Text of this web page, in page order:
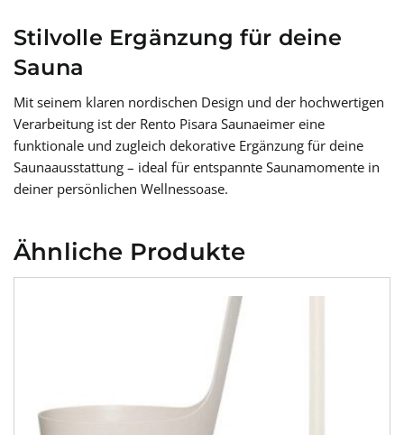
Stilvolle Ergänzung für deine
Sauna
Mit seinem klaren nordischen Design und der hochwertigen
Verarbeitung ist der Rento Pisara Saunaeimer eine
funktionale und zugleich dekorative Ergänzung für deine
Saunaausstattung – ideal für entspannte Saunamomente in
deiner persönlichen Wellnessoase.
Ähnliche Produkte